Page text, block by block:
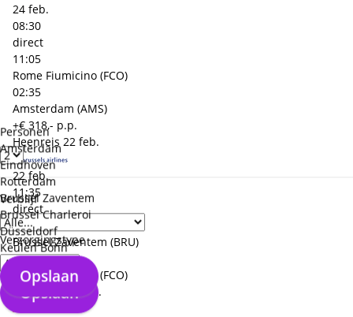
Personen
Verblijf
Verzorgingstype
Opslaan
Amsterdam
Eindhoven
Rotterdam
Brussel Zaventem
Brussel Charleroi
Düsseldorf
Keulen Bonn
Opslaan
24 feb.
08:30
direct
11:05
Rome Fiumicino (FCO)
02:35
Amsterdam (AMS)
+€ 318,- p.p.
Heenreis 22 feb.
22 feb.
11:35
direct
13:40
Brussel Zaventem (BRU)
02:05
Rome Fiumicino (FCO)
Terugreis
24 feb.